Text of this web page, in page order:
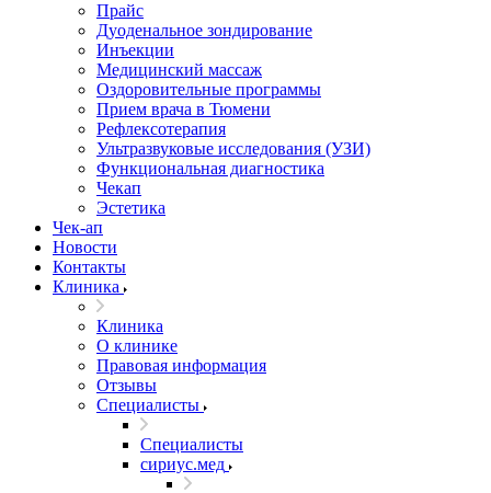
Прайс
Дуоденальное зондирование
Инъекции
Медицинский массаж
Оздоровительные программы
Прием врача в Тюмени
Рефлексотерапия
Ультразвуковые исследования (УЗИ)
Функциональная диагностика
Чекап
Эстетика
Чек-ап
Новости
Контакты
Клиника
Клиника
О клинике
Правовая информация
Отзывы
Специалисты
Специалисты
сириус.мед